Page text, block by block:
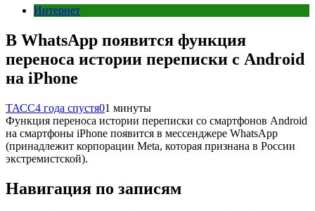
Интернет
В WhatsApp появится функция
переноса истории переписки с Android
на iPhone
ТАСС4 года спустя01 минуты
Функция переноса истории переписки со смартфонов Android
на смартфоны iPhone появится в мессенджере WhatsApp
(принадлежит корпорации Meta, которая признана в России
экстремистской).
Навигация по записям